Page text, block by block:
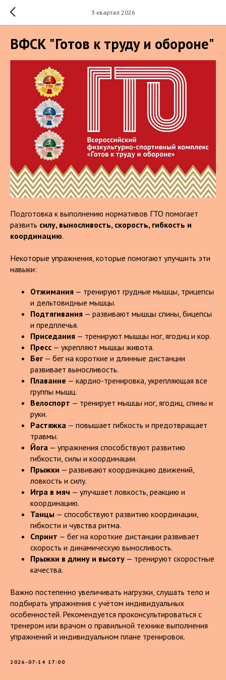
3 квартал 2026
ВФСК "Готов к труду и обороне"
Подготовка к выполнению нормативов ГТО помогает
развить силу, выносливость, скорость, гибкость и
координацию.
Некоторые упражнения, которые помогают улучшить эти
навыки:
Отжимания — тренируют грудные мышцы, трицепсы
и дельтовидные мышцы.
Подтягивания — развивают мышцы спины, бицепсы
и предплечья.
Приседания — тренируют мышцы ног, ягодиц и кор.
Пресс — укрепляют мышцы живота.
Бег — бег на короткие и длинные дистанции
развивает выносливость.
Плавание — кардио-тренировка, укрепляющая все
группы мышц.
Велоспорт — тренирует мышцы ног, ягодиц, спины и
руки.
Растяжка — повышает гибкость и предотвращает
травмы.
Йога — упражнения способствуют развитию
гибкости, силы и координации.
Прыжки — развивают координацию движений,
ловкость и силу.
Игра в мяч — улучшает ловкость, реакцию и
координацию.
Танцы — способствуют развитию координации,
гибкости и чувства ритма.
Спринт — бег на короткие дистанции развивает
скорость и динамическую выносливость.
Прыжки в длину и высоту — тренируют скоростные
качества.
Важно постепенно увеличивать нагрузки, слушать тело и
подбирать упражнения с учётом индивидуальных
особенностей. Рекомендуется проконсультироваться с
тренером или врачом о правильной технике выполнения
упражнений и индивидуальном плане тренировок.
2026-07-14 17:00